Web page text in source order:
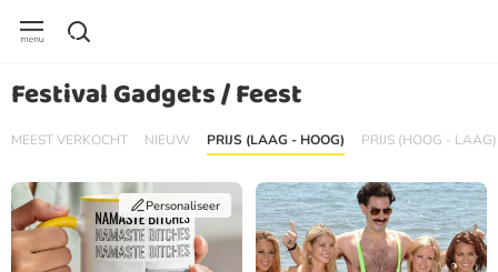
Festival Gadgets / Feest
MEEST VERKOCHT NIEUW PRIJS (LAAG - HOOG) PRIJS (HOOG - LAAG)
Personaliseer